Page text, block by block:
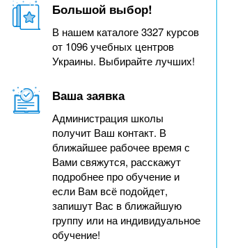
Большой выбор!
В нашем каталоге 3327 курсов
от 1096 учебных центров
Украины. Выбирайте лучших!
Ваша заявка
Администрация школы
получит Ваш контакт. В
ближайшее рабочее время с
Вами свяжутся, расскажут
подробнее про обучение и
если Вам всё подойдет,
запишут Вас в ближайшую
группу или на индивидуальное
обучение!